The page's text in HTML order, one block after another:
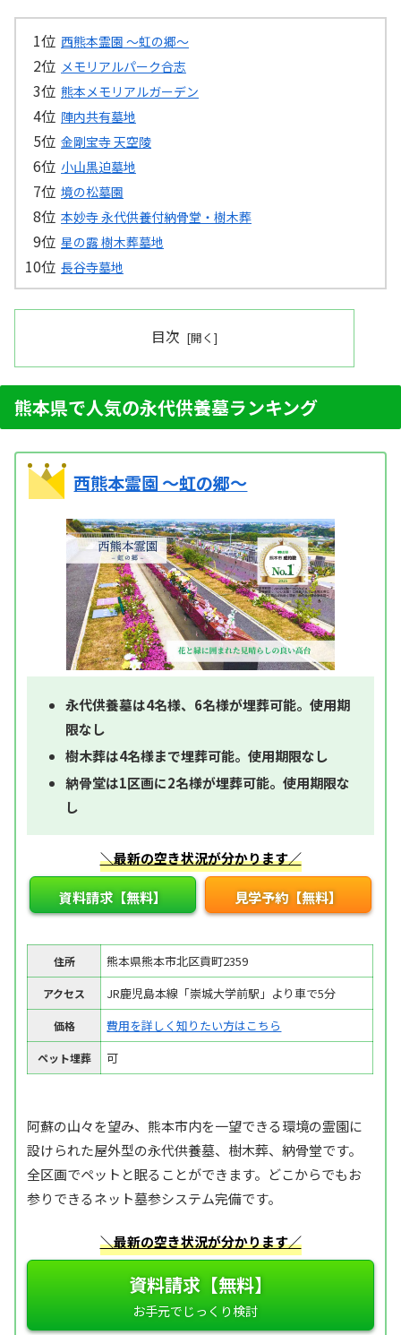
西熊本霊園 ～虹の郷～
メモリアルパーク合志
熊本メモリアルガーデン
陣内共有墓地
金剛宝寺 天空陵
小山黒迫墓地
境の松墓園
本妙寺 永代供養付納骨堂・樹木葬
星の露 樹木葬墓地
長谷寺墓地
目次
熊本県で人気の永代供養墓ランキング
西熊本霊園 ～虹の郷～
永代供養墓は4名様、6名様が埋葬可能。使用期
限なし
樹木葬は4名様まで埋葬可能。使用期限なし
納骨堂は1区画に2名様が埋葬可能。使用期限な
し
＼最新の空き状況が分かります／
資料請求【無料】 見学予約【無料】
住所 熊本県熊本市北区貢町2359
アクセス JR鹿児島本線「崇城大学前駅」より車で5分
価格 費用を詳しく知りたい方はこちら
ペット埋葬 可
阿蘇の山々を望み、熊本市内を一望できる環境の霊園に
設けられた屋外型の永代供養墓、樹木葬、納骨堂です。
全区画でペットと眠ることができます。どこからでもお
参りできるネット墓参システム完備です。
＼最新の空き状況が分かります／
資料請求【無料】